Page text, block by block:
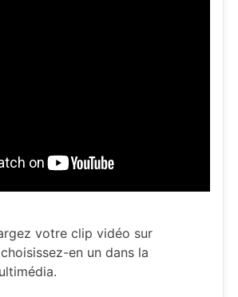
votre clip vidéo sur
en un dans la